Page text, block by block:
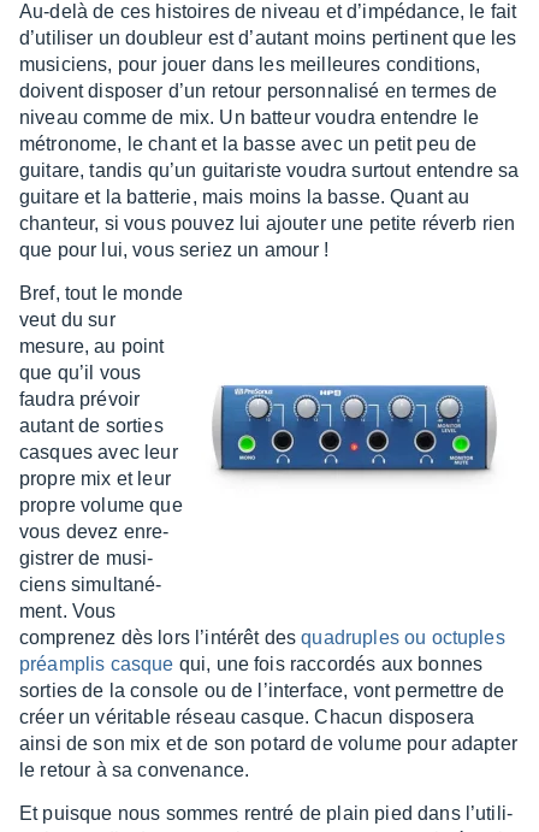
Au-delà de ces histoires de niveau et d’im­pé­dance, le fait
d’uti­li­ser un doubleur est d’au­tant moins perti­nent que les
musi­ciens, pour jouer dans les meilleures condi­tions,
doivent dispo­ser d’un retour person­na­lisé en termes de
niveau comme de mix. Un batteur voudra entendre le
métro­nome, le chant et la basse avec un petit peu de
guitare, tandis qu’un guita­riste voudra surtout entendre sa
guitare et la batte­rie, mais moins la basse. Quant au
chan­teur, si vous pouvez lui ajou­ter une petite réverb rien
que pour lui, vous seriez un amour !
Bref, tout le monde
veut du sur
mesure, au point
que qu’il vous
faudra prévoir
autant de sorties
casques avec leur
propre mix et leur
propre volume que
vous devez enre­
gis­trer de musi­
ciens simul­ta­né­
ment. Vous
compre­nez dès lors l’in­té­rêt desquadruples ou octuples
préam­plis casque qui, une fois raccor­dés aux bonnes
sorties de la console ou de l’in­ter­face, vont permettre de
créer un véri­table réseau casque. Chacun dispo­sera
ainsi de son mix et de son potard de volume pour adap­ter
le retour à sa conve­nance.
Et puisque nous sommes rentré de plain pied dans l’uti­li­